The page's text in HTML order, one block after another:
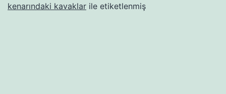
kenarındaki kavaklar ile etiketlenmiş